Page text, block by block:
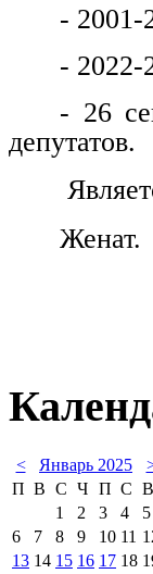
- 2001-
- 2022-
- 26
депутатов.
Женат.
< Январь 2025
П В С Ч П С В
1
2 3 4
5
6
7 8 9 10 11
13 14 15 16 17 18